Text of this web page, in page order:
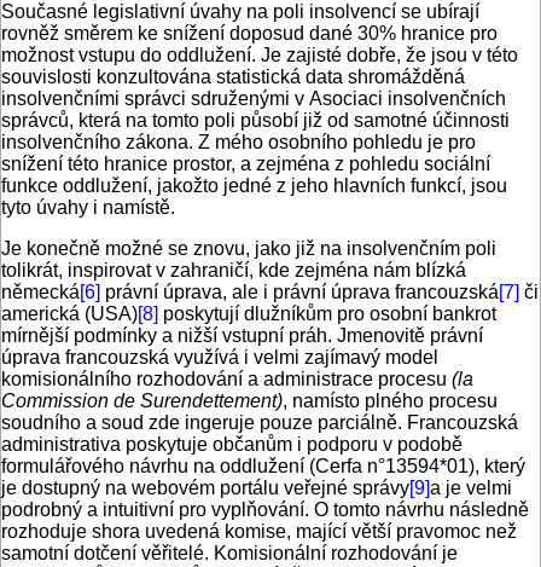
Současné legislativní úvahy na poli insolvencí se ubírají
rovněž směrem ke snížení doposud dané 30% hranice pro
možnost vstupu do oddlužení. Je zajisté dobře, že jsou v této
souvislosti konzultována statistická data shromážděná
insolvenčními správci sdruženými v Asociaci insolvenčních
správců, která na tomto poli působí již od samotné účinnosti
insolvenčního zákona. Z mého osobního pohledu je pro
snížení této hranice prostor, a zejména z pohledu sociální
funkce oddlužení, jakožto jedné z jeho hlavních funkcí, jsou
tyto úvahy i namístě.
Je konečně možné se znovu, jako již na insolvenčním poli
tolikrát, inspirovat v zahraničí, kde zejména nám blízká
německá[6] právní úprava, ale i právní úprava fran­couzská[7] či
americká (USA)[8] poskytují dlužníkům pro osobní bankrot
mírnější podmínky a nižší vstupní práh. Jmenovitě právní
úprava francouzská využívá i velmi zajímavý model
komisionálního rozhodování a administrace procesu (la
Commission de Surendettement), namísto plného procesu
soudního a soud zde ingeruje pouze parciálně. Francouzská
administrativa poskytuje občanům i podporu v podobě
formulářového návrhu na oddlužení (Cerfa n°13594*01), který
je dostupný na webovém portálu veřejné správy[9]a je velmi
podrobný a intuitivní pro vyplňování. O tomto návrhu následně
rozhoduje shora uvedená komise, mající větší pravomoc než
samotní dotčení věřitelé. Komisionální rozhodování je